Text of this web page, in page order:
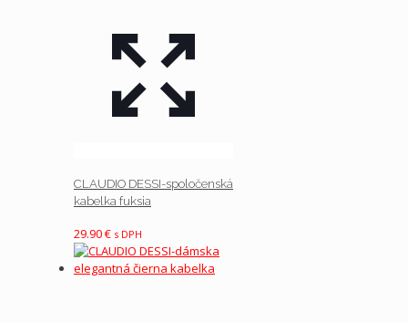
CLAUDIO DESSI-spoločenská
kabelka fuksia
29.90€ s DPH